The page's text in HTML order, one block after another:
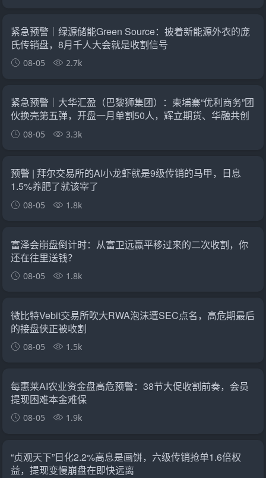
紧急预警｜绿源储能Green Source：披着新能源外衣的庞
氏传销盘，8月千人大会就是收割信号
08-05 2.7k
紧急预警｜大华汇盈（巴黎狮集团）：柬埔寨“优利商务”团
伙换壳第五弹，开盘一月单割50人，辉立期货、华融共创
怎么崩的它就怎么崩
08-05 3.3k
预警 | 拜尔交易所的AI小龙虾就是9级传销的马甲，日息
1.5%养肥了就该宰了
08-05 1.8k
富泽会崩盘倒计时：从富卫远赢平移过来的二次收割，你
还在往里送钱？
08-05 1.8k
微比特Vebit交易所吹大RWA泡沫遭SEC点名，高危期最后
的接盘侠正被收割
08-05 1.5k
每惠莱AI农业资金盘高危预警：38节大促收割前奏，会员
提现困难本金难保
08-05 1.9k
“贞观天下”日化2.2%高息是画饼，六级传销抢单1.6倍权
益，提现变慢崩盘在即快远离